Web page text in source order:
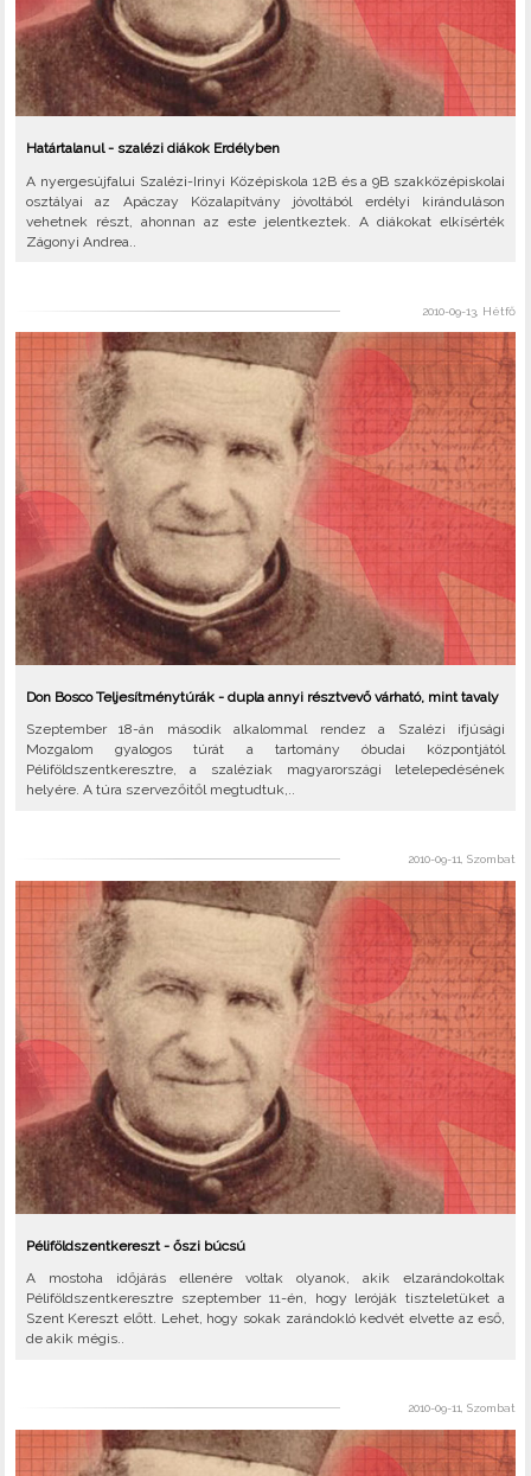
Határtalanul - szalézi diákok Erdélyben
A nyergesújfalui Szalézi-Irinyi Középiskola 12B és a 9B szakközépiskolai
osztályai az Apáczay Közalapítvány jóvoltából erdélyi kiránduláson
vehetnek részt, ahonnan az este jelentkeztek. A diákokat elkísérték
Zágonyi Andrea..
2010-09-13, Hétfő
Don Bosco Teljesítménytúrák - dupla annyi résztvevő várható, mint tavaly
Szeptember 18-án második alkalommal rendez a Szalézi ifjúsági
Mozgalom gyalogos túrát a tartomány óbudai központjától
Péliföldszentkeresztre, a szaléziak magyarországi letelepedésének
helyére. A túra szervezőitől megtudtuk,..
2010-09-11, Szombat
Péliföldszentkereszt - őszi búcsú
A mostoha időjárás ellenére voltak olyanok, akik elzarándokoltak
Péliföldszentkeresztre szeptember 11-én, hogy leróják tiszteletüket a
Szent Kereszt előtt. Lehet, hogy sokak zarándokló kedvét elvette az eső,
de akik mégis..
2010-09-11, Szombat